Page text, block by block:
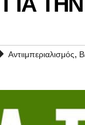
Αντιιμπεριαλισμός,